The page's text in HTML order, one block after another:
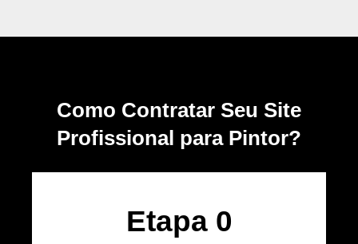
Como Contratar Seu Site
Profissional para Pintor?
Etapa 0